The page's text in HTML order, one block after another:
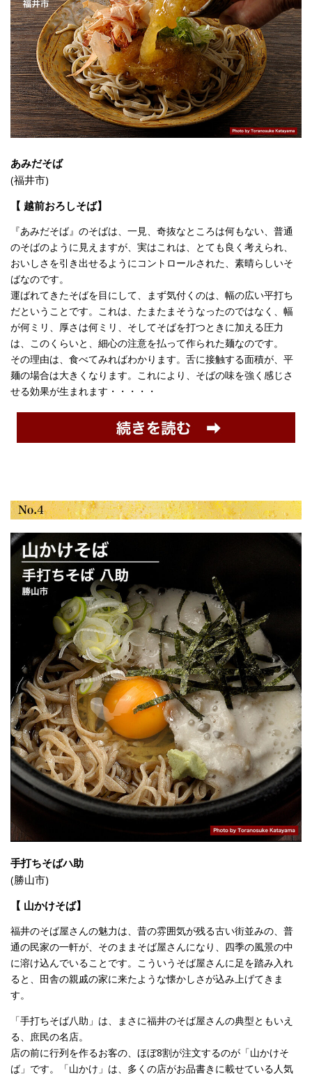
あみだそば
(福井市)
【 越前おろしそば】
『あみだそば』のそばは、一見、奇抜なところは何もない、普通
のそばのように見えますが、実はこれは、とても良く考えられ、
おいしさを引き出せるようにコントロールされた、素晴らしいそ
ばなのです。
運ばれてきたそばを目にして、まず気付くのは、幅の広い平打ち
だということです。これは、たまたまそうなったのではなく、幅
が何ミリ、厚さは何ミリ、そしてそばを打つときに加える圧力
は、このくらいと、細心の注意を払って作られた麺なのです。
その理由は、食べてみればわかります。舌に接触する面積が、平
麺の場合は大きくなります。これにより、そばの味を強く感じさ
せる効果が生まれます・・・・・
手打ちそばハ助
(勝山市)
【 山かけそば】
福井のそば屋さんの魅力は、昔の雰囲気が残る古い街並みの、普
通の民家の一軒が、そのままそば屋さんになり、四季の風景の中
に溶け込んでいることです。こういうそば屋さんに足を踏み入れ
ると、田舎の親戚の家に来たような懐かしさが込み上げてきま
す。
「手打ちそば八助」は、まさに福井のそば屋さんの典型ともいえ
る、庶民の名店。
店の前に行列を作るお客の、ほぼ8割が注文するのが「山かけそ
ば」です。「山かけ」は、多くの店がお品書きに載せている人気